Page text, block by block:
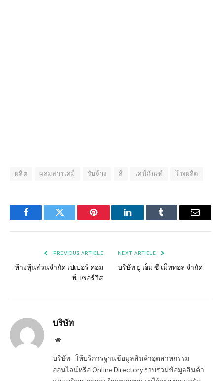
ผลิต ผสมสารเคมี รับจ้าง สี เคมีภัณฑ์ โรงผลิต
FacebookTwitter Pinterest LinkedInTumblr Email
PREVIOUS ARTICLE
ห้างหุ้นส่วนจำกัด เปเปอร์ คอม
พ์. เซอร์วิส
NEXT ARTICLE
บริษัท ยู เอ็ม ซี เม็ททอล จำกัด
บริษัท
Website
บริษัท - ให้บริการฐานข้อมูลสินค้าอุตสาหกรรม
ออนไลน์หรือ Online Directory รวบรวมข้อมูลสินค้า